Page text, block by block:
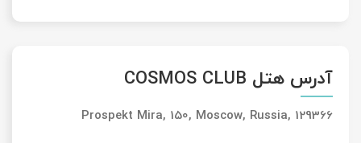
آدرس هتل COSMOS CLUB
Prospekt Mira, 150, Moscow, Russia, 129366